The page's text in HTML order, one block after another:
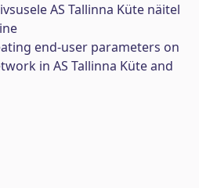
AS Tallinna Küte näitel
end-user parameters on
in AS Tallinna Küte and